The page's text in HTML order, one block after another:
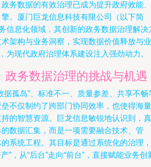
务数据的有效治理已成为提升政府效能、
。厦门巨龙信息科技有限公司（以下简
信息化领域，其创新的政务数据治理解决
架构与业务洞察，实现数据价值释放与业
为现代政府治理体系建设注入强劲动力。
政务数据治理的挑战与机遇
据孤岛”、标准不一、质量参差、共享不畅
不仅制约了跨部门协同效率，也使得海量
的智慧资源。巨龙信息敏锐地认识到，真
数据汇集，而是一项需要融合技术、管
系统工程。其目标是通过系统化的治理，
”，从“后台”走向“前台”，直接赋能业务创